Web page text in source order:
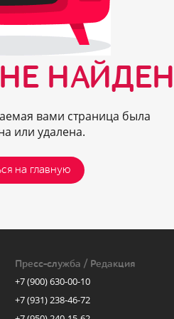
вами страница была
или удалена.
на главную
Пресс-служба / Редакция
+7 (900) 630-00-10
+7 (931) 238-46-72